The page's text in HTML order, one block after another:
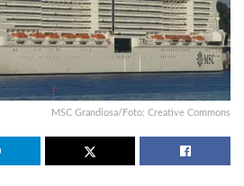
MSC Grandiosa/Foto: Creative Commons